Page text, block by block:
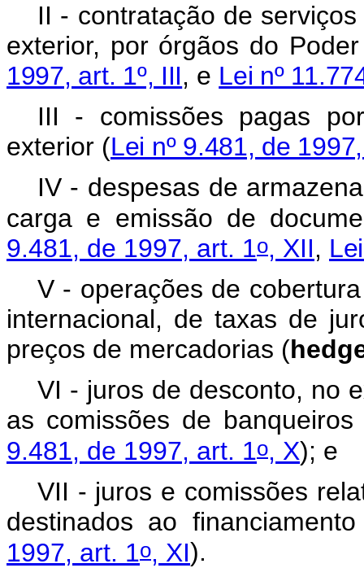
II - contratação de
exterior, por órgãos do
1997, art. 1º, III, e Lei nº
III - comissões pagas
exterior (Lei nº 9.481, de
IV - despesas de
carga e emissão de
9.481, de 1997, art. 1o, XII,
V - operações de
internacional, de taxas de
preços de mercadorias (
VI - juros de desconto, no
as comissões de
9.481, de 1997, art. 1o, X); e
VII - juros e comissões
destinados ao
1997, art. 1o, XI).